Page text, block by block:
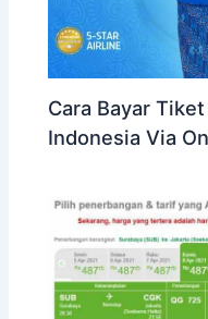
Cara Bayar
Indonesia Via